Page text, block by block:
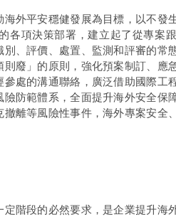
外平安穩健發展為目標，以不發
各項決策部署，建立起了從專案
、評價、處置、監測和評審的常
廢」的原則，強化預案制訂、應
處的溝通聯絡，廣泛借助國際工
防範體系，全面提升海外安全保
離等風險性事件，海外專案安全
階段的必然要求，是企業提升海